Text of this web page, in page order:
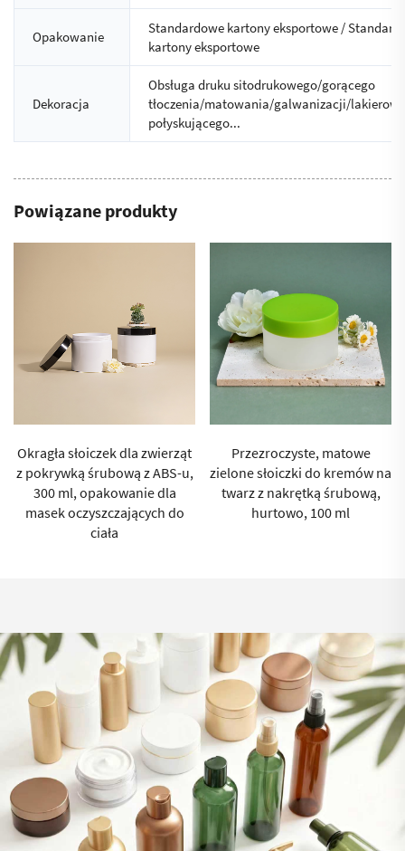
Opakowanie
Standardowe kartony eksportowe /
kartony eksportowe
Dekoracja
Obsługa druku sitodrukowego/gorącego
tłoczenia/matowania/galwanizacji/
połyskującego...
Powiązane produkty
Okragła słoiczek dla zwierząt
z pokrywką śrubową z ABS-u,
300 ml, opakowanie dla
masek oczyszczających do
ciała
Przezroczyste, matowe
zielone słoiczki do kremów na
twarz z nakrętką śrubową,
hurtowo, 100 ml